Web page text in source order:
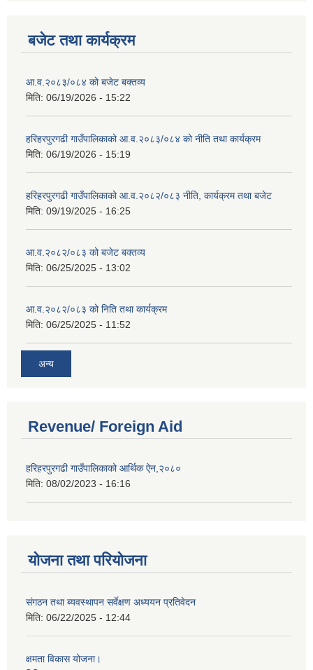
बजेट तथा कार्यक्रम
आ.व.२०८३/०८४ को बजेट बक्तव्य
मिति: 06/19/2026 - 15:22
हरिहरपुरगढी गाउँपालिकाको आ.व.२०८३/०८४ को नीति तथा कार्यक्रम
मिति: 06/19/2026 - 15:19
हरिहरपुरगढी गाउँपालिकाको आ.व.२०८२/०८३ नीति, कार्यक्रम तथा बजेट
मिति: 09/19/2025 - 16:25
आ.व.२०८२/०८३ को बजेट बक्तव्य
मिति: 06/25/2025 - 13:02
आ.व.२०८२/०८३ को निति तथा कार्यक्रम
मिति: 06/25/2025 - 11:52
अन्य
Revenue/ Foreign Aid
हरिहरपुरगढी गाउँपालिकाको आर्थिक ऐन,२०८०
मिति: 08/02/2023 - 16:16
योजना तथा परियोजना
संगठन तथा ब्यवस्थापन सर्वेक्षण अध्ययन प्रतिवेदन
मिति: 06/22/2025 - 12:44
क्षमता विकास योजना।